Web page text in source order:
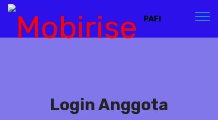
PAFI
Login Anggota